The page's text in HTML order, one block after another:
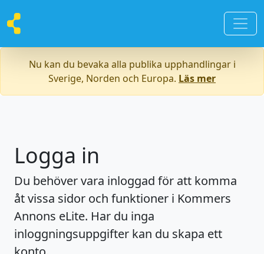
Nu kan du bevaka alla publika upphandlingar i
Sverige, Norden och Europa. Läs mer
Logga in
Du behöver vara inloggad för att komma
åt vissa sidor och funktioner i Kommers
Annons eLite. Har du inga
inloggningsuppgifter kan du skapa ett